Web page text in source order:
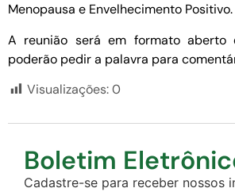
Menopausa e Envelhecimento Positivo.
A reunião será em formato aberto
poderão pedir a palavra para
Visualizações:0
Boletim
Cadastre-se para receber nossos